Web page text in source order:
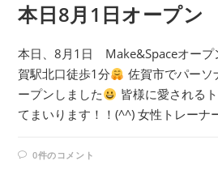
本日8月1日オープン
本日、8月1日 Make&Spaceオープ
賀駅北口徒歩1分
佐賀市でパーソ
ープンしました
皆様に愛される
てまいります！！(^^) 女性トレーナ
0件のコメント